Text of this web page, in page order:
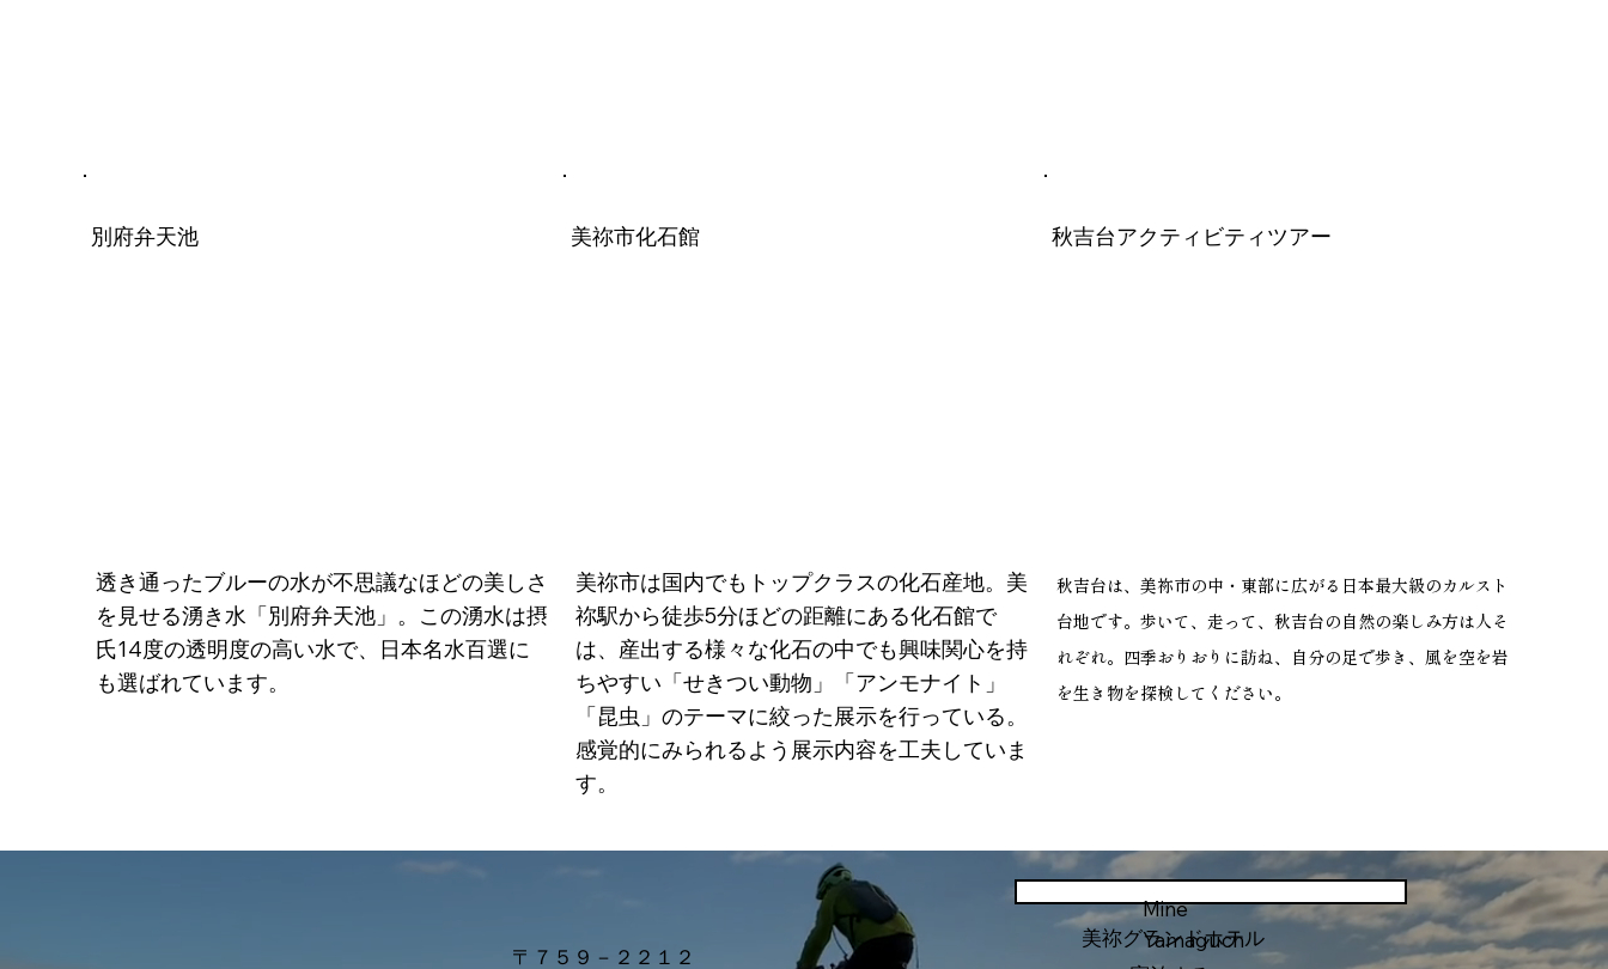
別府弁天池
透き通ったブルーの水が不思議なほどの美しさ
を見せる湧き水「別府弁天池」。この湧水は摂
氏14度の透明度の高い水で、日本名水百選に
も選ばれています。
美祢市化石館
美祢市は国内でもトップクラスの化石産地。美
祢駅から徒歩5分ほどの距離にある化石館で
は、産出する様々な化石の中でも興味関心を持
ちやすい「せきつい動物」「アンモナイト」
「昆虫」のテーマに絞った展示を行っている。
感覚的にみられるよう展示内容を工夫していま
す。
秋吉台アクティビティツアー
秋吉台は、美祢市の中・東部に広がる日本最大級のカルスト
台地です。 歩いて、走って、秋吉台の自然の楽しみ方は人そ
れぞれ。四季おりおりに訪ね、自分の足で歩き、風を空を岩
を生き物を探検してください。
〒７５９－２２１２
Mine
Yamaguch
​美祢グランドホテル